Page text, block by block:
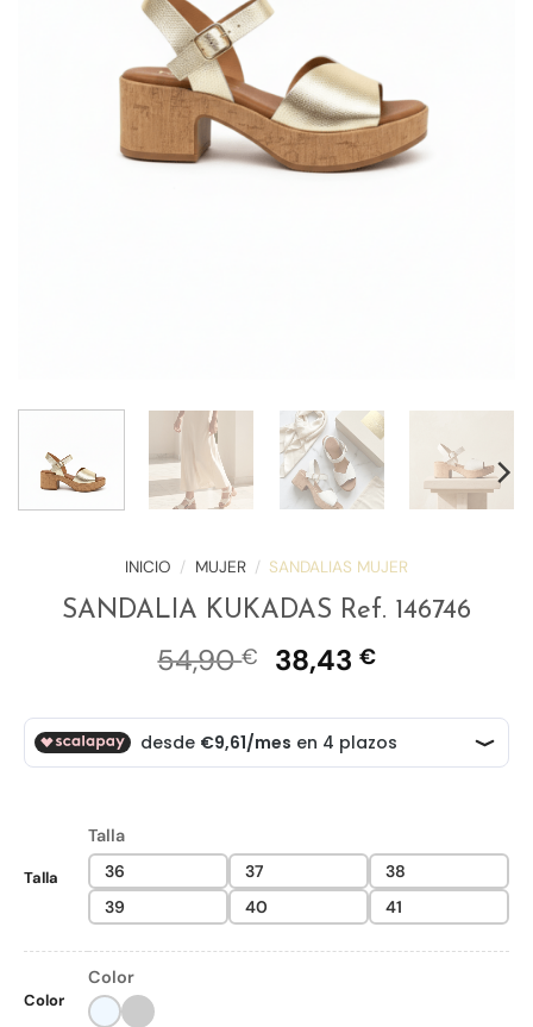
INICIO / MUJER / SANDALIAS MUJER
SANDALIA KUKADAS Ref. 146746
54,90€ El
original
era:
54,90 €.
38,43 €El
actual
es:
38,43 €.
Talla
Talla
36
37
38
39
40 41
Color
Color